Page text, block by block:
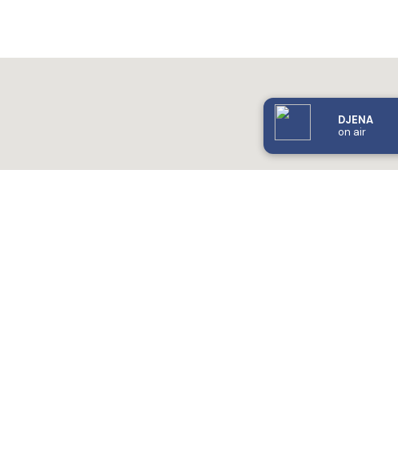
DJENA
on air